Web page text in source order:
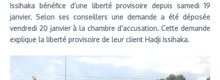
Issihaka bénéfice d’une liberté provisoire depuis samedi 19
janvier. Selon ses conseillers une demande a été déposée
vendredi 20 janvier à la chambre d’accusation. Cette demande
explique la liberté provisoire de leur client Hadji Issihaka.